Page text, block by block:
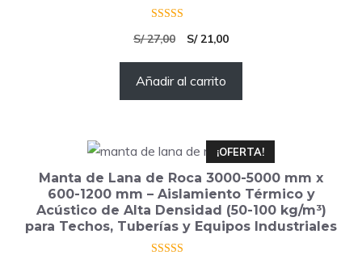
de 5
S/27,00
El
precio
original
era:
S/21,00El
precio
es:
Añadir al carrito
¡OFERTA!
Manta de Lana de Roca 3000-5000 mm x
600-1200 mm – Aislamiento Térmico y
Acústico de Alta Densidad (50-100 kg/m³)
para Techos, Tuberías y Equipos Industriales